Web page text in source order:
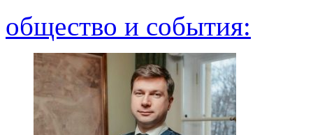
общество и события: